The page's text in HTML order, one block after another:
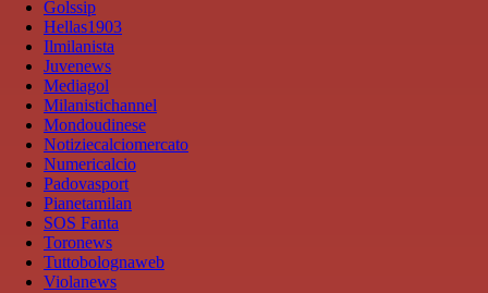
Golssip
Hellas1903
Ilmilanista
Juvenews
Mediagol
Milanistichannel
Mondoudinese
Notiziecalciomercato
Numericalcio
Padovasport
Pianetamilan
SOS Fanta
Toronews
Tuttobolognaweb
Violanews